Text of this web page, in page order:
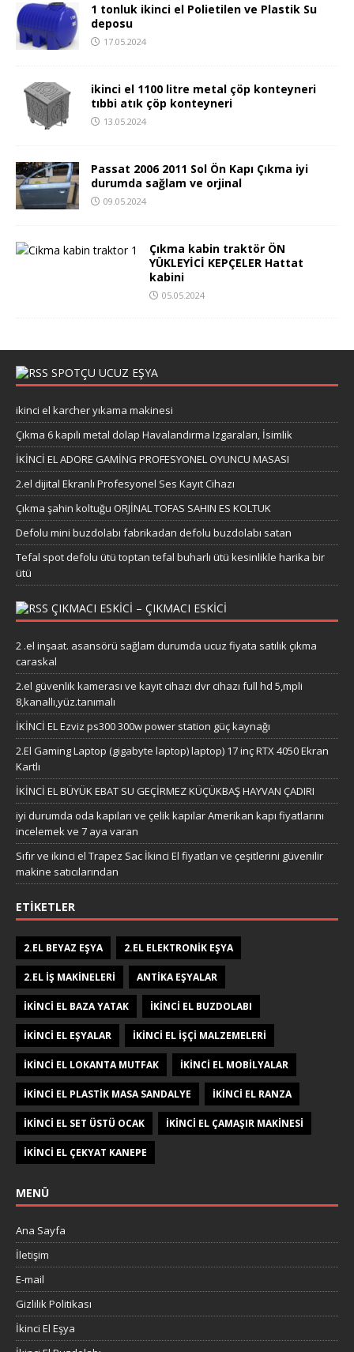
1 tonluk ikinci el Polietilen ve Plastik Su
deposu
17.05.2024
ikinci el 1100 litre metal çöp konteyneri
tıbbi atık çöp konteyneri
13.05.2024
Passat 2006 2011 Sol Ön Kapı Çıkma iyi
durumda sağlam ve orjinal
09.05.2024
Çıkma kabin traktör ÖN
YÜKLEYİCİ KEPÇELER Hattat
kabini
05.05.2024
SPOTÇU UCUZ EŞYA
ikinci el karcher yıkama makinesi
Çıkma 6 kapılı metal dolap Havalandırma Izgaraları, İsimlik
İKİNCİ EL ADORE GAMİNG PROFESYONEL OYUNCU MASASI
2.el dijital Ekranlı Profesyonel Ses Kayıt Cihazı
Çıkma şahin koltuğu ORJİNAL TOFAS SAHIN ES KOLTUK
Defolu mini buzdolabı fabrikadan defolu buzdolabı satan
Tefal spot defolu ütü toptan tefal buharlı ütü kesinlikle harika bir
ütü
ÇIKMACI ESKICI – ÇIKMACI ESKICI
2 .el inşaat. asansörü sağlam durumda ucuz fiyata satılık çıkma
caraskal
2.el güvenlik kamerası ve kayıt cihazı dvr cihazı full hd 5,mpli
8,kanallı,yüz.tanımalı
İKİNCİ EL Ezviz ps300 300w power station güç kaynağı
2.El Gaming Laptop (gigabyte laptop) laptop) 17 inç RTX 4050 Ekran
Kartlı
İKİNCİ EL BÜYÜK EBAT SU GEÇİRMEZ KÜÇÜKBAŞ HAYVAN ÇADIRI
iyi durumda oda kapıları ve çelik kapılar Amerikan kapı fiyatlarını
incelemek ve 7 aya varan
Sıfır ve ikinci el Trapez Sac İkinci El fiyatları ve çeşitlerini güvenilir
makine satıcılarından
ETIKETLER
2.EL BEYAZ EŞYA 2.EL ELEKTRONIK EŞYA
2.EL IŞ MAKINELERI ANTIKA EŞYALAR
IKINCI EL BAZA YATAK IKINCI EL BUZDOLABI
IKINCI EL EŞYALAR IKINCI EL IŞÇI MALZEMELERI
IKINCI EL LOKANTA MUTFAK IKINCI EL MOBILYALAR
IKINCI EL PLASTIK MASA SANDALYE IKINCI EL RANZA
IKINCI EL SET ÜSTÜ OCAK IKINCI EL ÇAMAŞIR MAKINESI
IKINCI EL ÇEKYAT KANEPE
MENÜ
Ana Sayfa
İletişim
E-mail
Gizlilik Politikası
İkinci El Eşya